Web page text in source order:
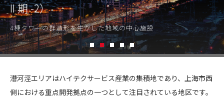
NEWS
CORPORATE
RECRUIT
CONTACT
II 期 -2）
4棟タワーの群造形を生かした地域の中心施設
1 2 3 4 5
漕河涇エリアはハイテクサービス産業の集積地であり、上海市西
側における重点開発拠点の一つとして注目されている地区です。